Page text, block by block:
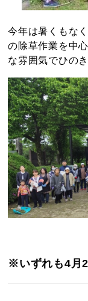
今年は暑くもな
の除草作業を中
な雰囲気でひの
※いずれも4月